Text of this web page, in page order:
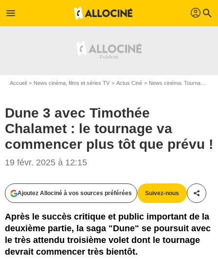
menu profil search
Accueil News cinéma, films et séries TV Actus Ciné News cinéma: Tournages
Dune 3 avec Timothée
Chalamet : le tournage va
commencer plus tôt que prévu !
19 févr. 2025 à 12:15
Ajoutez Allociné à vos sources préférées Suivez-nous
Après le succès critique et public important de la
deuxième partie, la saga "Dune" se poursuit avec
le très attendu troisième volet dont le tournage
devrait commencer très bientôt.